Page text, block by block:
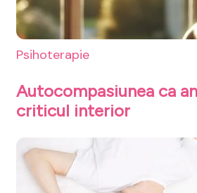
Psihoterapie
Autocompasiunea ca
criticul interior